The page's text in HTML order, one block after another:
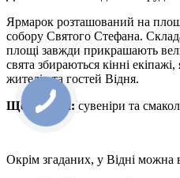
Ярмарок розташований на
собору Святого Стефана.
площі завжди прикрашають
свята збираються кінні
жителів та гостей Відня.
Що купити: сувеніри та
Окрім згаданих, у Відні